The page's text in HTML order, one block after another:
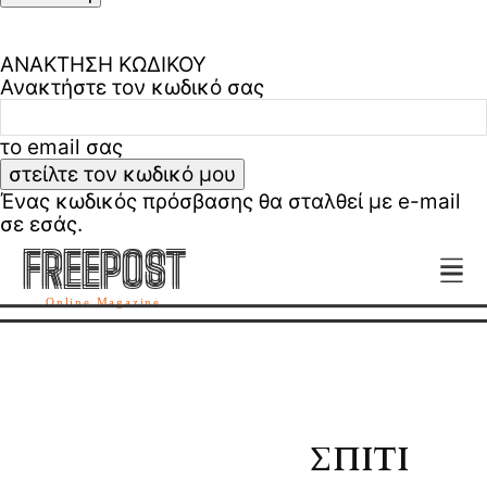
ΑΝΑΚΤΗΣΗ ΚΩΔΙΚΟΥ
Ανακτήστε τον κωδικό σας
το email σας
Ένας κωδικός πρόσβασης θα σταλθεί με e-mail
σε εσάς.
FREEPOST
Online Magazine
FREEPOST
ΣΠΊΤΙ